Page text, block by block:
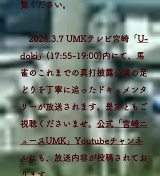
覧ください。
2026.3.7 UMKテレビ宮崎「 U-
doki」(17:55-19:00)内にて、馬
雀のこれまでの真打披露公演の足
どりを丁寧に追ったドキュメンタ
リーが放送されます。是非ともご
視聴くださいませ。 公式「宮崎ニ
ュースUMK」Youtubeチャンネ
ルにも、放送内容が投稿されてお